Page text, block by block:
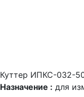
Куттер ИПКС-032-
Назначение : для